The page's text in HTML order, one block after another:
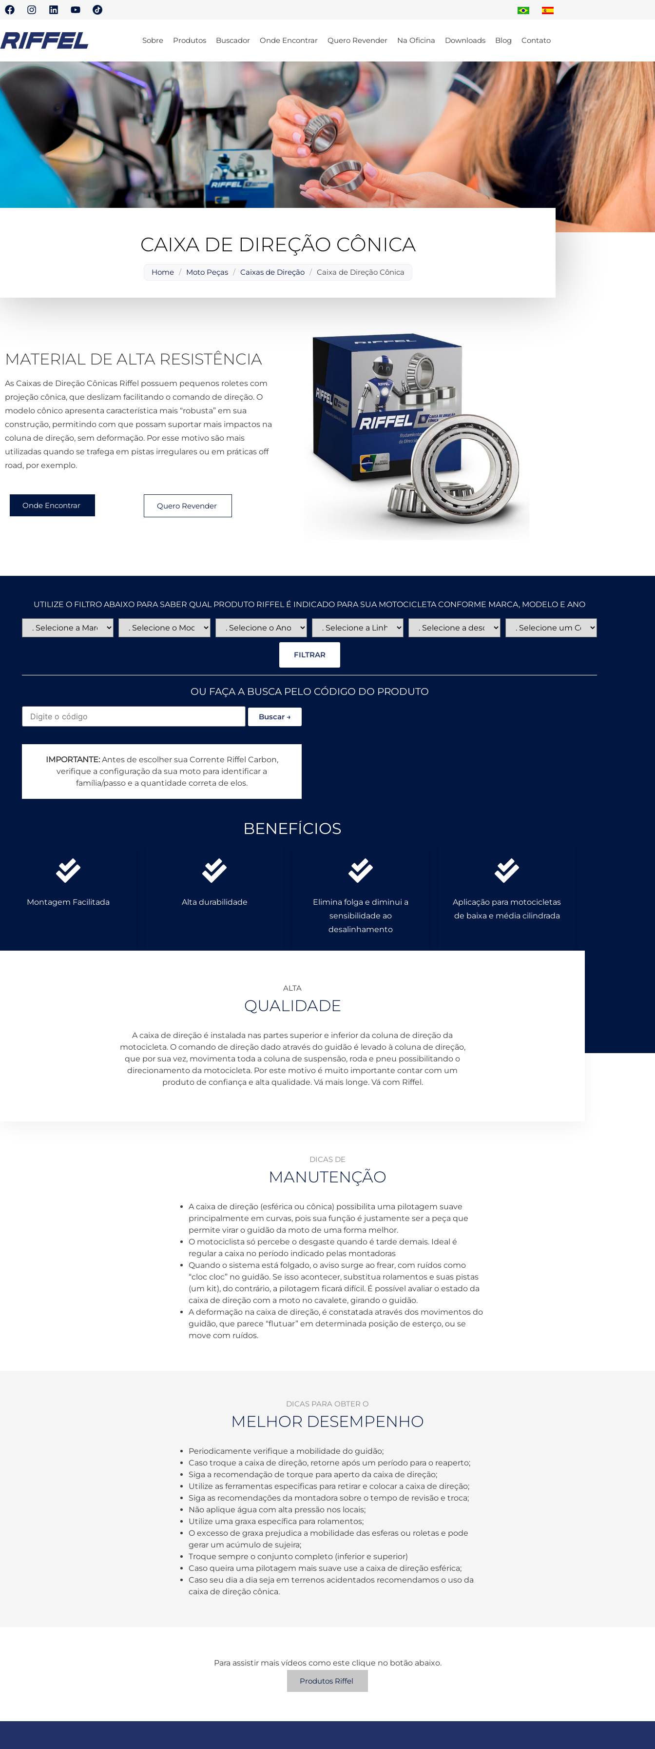
Sobre Produtos Buscador Onde Encontrar Quero Revender Na Oficina Downloads Blog Contato
CAIXA DE DIREÇÃO CÔNICA
Home / Moto Peças / Caixas de Direção / Caixa de Direção Cônica
MATERIAL DE ALTA RESISTÊNCIA
As Caixas de Direção Cônicas Riffel possuem pequenos roletes com
projeção cônica, que deslizam facilitando o comando de direção. O
modelo cônico apresenta característica mais “robusta” em sua
construção, permitindo com que possam suportar mais impactos na
coluna de direção, sem deformação. Por esse motivo são mais
utilizadas quando se trafega em pistas irregulares ou em práticas off
road, por exemplo.
Onde Encontrar Quero Revender
UTILIZE O FILTRO ABAIXO PARA SABER QUAL PRODUTO RIFFEL É INDICADO PARA SUA MOTOCICLETA CONFORME MARCA, MODELO E ANO
FILTRAR
OU FAÇA A BUSCA PELO CÓDIGO DO PRODUTO
Buscar →
IMPORTANTE:Antes de escolher sua Corrente Riffel Carbon,
verifique a configuração da sua moto para identificar a
família/passo e a quantidade correta de elos.
BENEFÍCIOS
Montagem Facilitada Alta durabilidade
Elimina folga e diminui a
sensibilidade ao
desalinhamento
Aplicação para motocicletas
de baixa e média cilindrada
ALTA
QUALIDADE
A caixa de direção é instalada nas partes superior e inferior da coluna de direção da
motocicleta. O comando de direção dado através do guidão é levado à coluna de direção,
que por sua vez, movimenta toda a coluna de suspensão, roda e pneu possibilitando o
direcionamento da motocicleta. Por este motivo é muito importante contar com um
produto de confiança e alta qualidade. Vá mais longe. Vá com Riffel.
DICAS DE
MANUTENÇÃO
A caixa de direção (esférica ou cônica) possibilita uma pilotagem suave
principalmente em curvas, pois sua função é justamente ser a peça que
permite virar o guidão da moto de uma forma melhor.
O motociclista só percebe o desgaste quando é tarde demais. Ideal é
regular a caixa no período indicado pelas montadoras
Quando o sistema está folgado, o aviso surge ao frear, com ruídos como
“cloc cloc” no guidão. Se isso acontecer, substitua rolamentos e suas pistas
(um kit), do contrário, a pilotagem ficará difícil. É possível avaliar o estado da
caixa de direção com a moto no cavalete, girando o guidão.
A deformação na caixa de direção, é constatada através dos movimentos do
guidão, que parece “flutuar” em determinada posição de esterço, ou se
move com ruídos.
DICAS PARA OBTER O
MELHOR DESEMPENHO
Periodicamente verifique a mobilidade do guidão;
Caso troque a caixa de direção, retorne após um período para o reaperto;
Siga a recomendação de torque para aperto da caixa de direção;
Utilize as ferramentas especificas para retirar e colocar a caixa de direção;
Siga as recomendações da montadora sobre o tempo de revisão e troca;
Não aplique água com alta pressão nos locais;
Utilize uma graxa específica para rolamentos;
O excesso de graxa prejudica a mobilidade das esferas ou roletas e pode
gerar um acúmulo de sujeira;
Troque sempre o conjunto completo (inferior e superior)
Caso queira uma pilotagem mais suave use a caixa de direção esférica;
Caso seu dia a dia seja em terrenos acidentados recomendamos o uso da
caixa de direção cônica.
Para assistir mais vídeos como este clique no botão abaixo.
Produtos Riffel